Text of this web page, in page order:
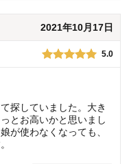
2021年10月17日
5.0
探していました。大き
とお高いかと思いまし
が使わなくなっても、